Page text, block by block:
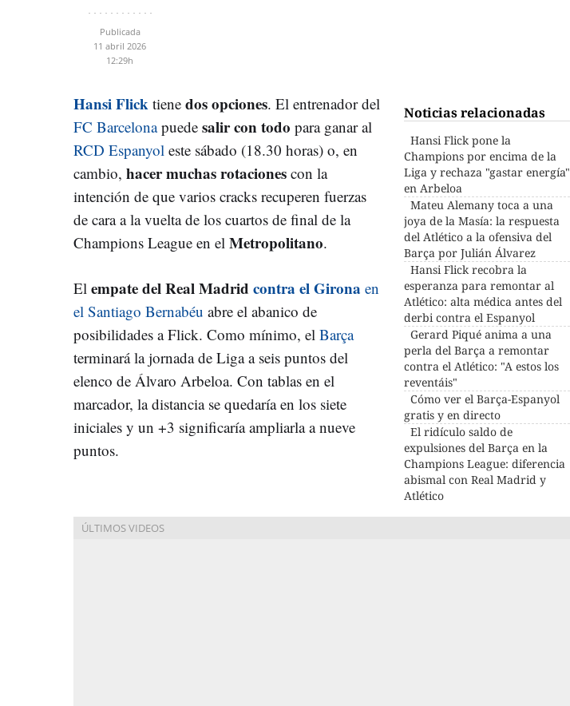
Publicada
11 abril 2026
12:29h
Noticias relacionadas
Hansi Flick pone la
Champions por encima de la
Liga y rechaza "gastar energía"
en Arbeloa
Mateu Alemany toca a una
joya de la Masía: la respuesta
del Atlético a la ofensiva del
Barça por Julián Álvarez
Hansi Flick recobra la
esperanza para remontar al
Atlético: alta médica antes del
derbi contra el Espanyol
Gerard Piqué anima a una
perla del Barça a remontar
contra el Atlético: "A estos los
reventáis"
Cómo ver el Barça-Espanyol
gratis y en directo
El ridículo saldo de
expulsiones del Barça en la
Champions League: diferencia
abismal con Real Madrid y
Atlético
Hansi Flick tiene dos opciones. El entrenador del
FC Barcelonapuede salir con todo para ganar al
RCD Espanyol este sábado (18.30 horas) o, en
cambio, hacer muchas rotaciones con la
intención de que varios cracks recuperen fuerzas
de cara a la vuelta de los cuartos de final de la
Champions League en el Metropolitano.
El empate del Real Madrid contra el Girona en
el Santiago Bernabéu abre el abanico de
posibilidades a Flick. Como mínimo, el Barça
terminará la jornada de Liga a seis puntos del
elenco de Álvaro Arbeloa. Con tablas en el
marcador, la distancia se quedaría en los siete
iniciales y un +3 significaría ampliarla a nueve
puntos.